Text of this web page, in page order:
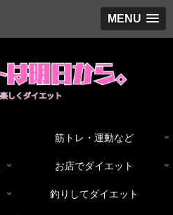
MENU
筋トレ・運動など
お店でダイエット
釣りしてダイエット